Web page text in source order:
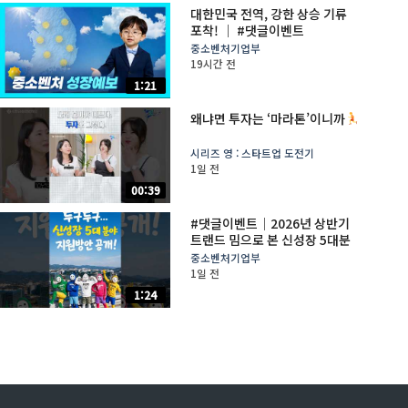
1:21
대한민국 전역, 강한 상승 기류
포착! │ #댓글이벤트
중소벤처기업부
19시간 전
00:39
왜냐면 투자는 ‘마라톤’이니까
시리즈 영 : 스타트업 도전기
1일 전
1:24
#댓글이벤트│2026년 상반기
트랜드 밈으로 본 신성장 5대분
야 지원 방안
중소벤처기업부
1일 전